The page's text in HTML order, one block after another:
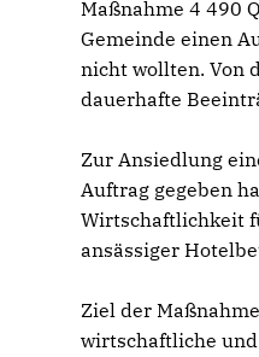
Maßnahme 4 490
Gemeinde einen
nicht wollten. Von
dauerhafte
Zur Ansiedlung
Auftrag gegeben
Wirtschaftlichkeit
ansässiger
Ziel der
wirtschaftliche